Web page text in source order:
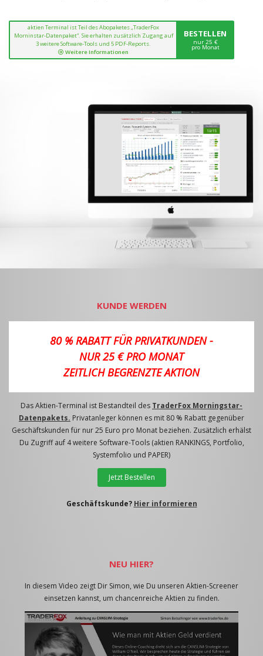
aktien Terminal ist Teil des Abopaketes „TraderFox
Morninstar-Datenpaket“. Sie erhalten zusätzlich Zugang auf
3 weitere Software-Tools und 5 PDF-Reports.
Weitere Informationen
BESTELLEN
nur 25 €
pro Monat
KUNDE WERDEN
80 % RABATT FÜR PRIVATKUNDEN -
NUR 25 € PRO MONAT
ZEITLICH BEGRENZTE AKTION
Das Aktien-Terminal ist Bestandteil des TraderFox Morningstar-
Datenpakets. Privatanleger können es mit 80 % Rabatt gegenüber
Geschäftskunden für nur 25 Euro pro Monat beziehen. Zusätzlich erhälst
Du Zugriff auf 4 weitere Software-Tools (aktien RANKINGS, Portfolio,
Systemfolio und PAPER)
Jetzt Bestellen
Geschäftskunde? Hier informieren
NEU HIER?
In diesem Video zeigt Dir Simon, wie Du unseren Aktien-Screener
einsetzen kannst, um chancenreiche Aktien zu finden.